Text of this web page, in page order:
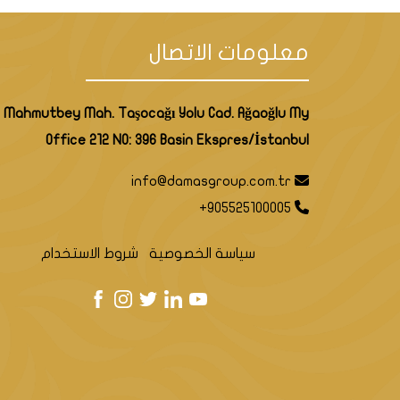
معلومات الاتصال
Mahmutbey Mah. Taşocağı Yolu Cad. Ağaoğlu My
Office 212 NO: 396 Basin Ekspres/İstanbul
info@damasgroup.com.tr
+905525100005
سياسة الخصوصية شروط الاستخدام